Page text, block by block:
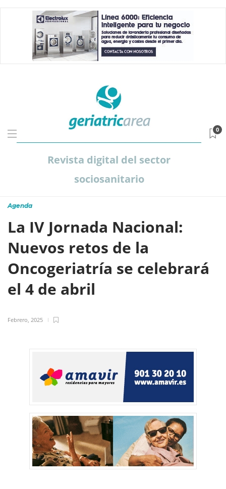
Revista digital del sector
sociosanitario
0
Agenda
La IV Jornada Nacional:
Nuevos retos de la
Oncogeriatría se celebrará
el 4 de abril
Febrero, 2025